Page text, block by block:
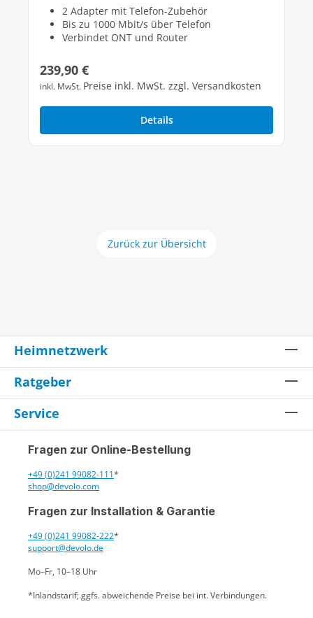
2 Adapter mit Telefon-Zubehör
Bis zu 1000 Mbit/s über Telefon
Verbindet ONT und Router
Regulärer Preis:
239,90 €
inkl. MwSt. Preise inkl. MwSt. zzgl. Versandkosten
Details
Zurück zur Übersicht
Heimnetzwerk
Ratgeber
Service
Fragen zur Online-Bestellung
+49 (0)241 99082-111*
shop@devolo.com
Fragen zur Installation & Garantie
+49 (0)241 99082-222*
support@devolo.de
Mo–Fr, 10–18 Uhr
*Inlandstarif; ggfs. abweichende Preise bei int. Verbindungen.